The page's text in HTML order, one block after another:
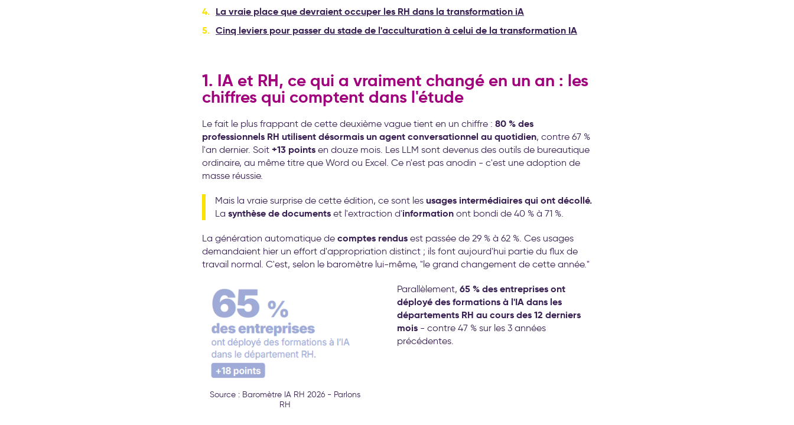
La vraie place que devraient occuper les RH dans la transformation iA
Cinq leviers pour passer du stade de l'acculturation à celui de la transformation IA
1. IA et RH, ce qui a vraiment changé en un an : les
chiffres qui comptent dans l'étude
Le fait le plus frappant de cette deuxième vague tient en un chiffre : 80 % des
professionnels RH utilisent désormais un agent conversationnel au quotidien, contre 67 %
l'an dernier. Soit +13 points en douze mois. Les LLM sont devenus des outils de bureautique
ordinaire, au même titre que Word ou Excel. Ce n'est pas anodin - c'est une adoption de
masse réussie.
Mais la vraie surprise de cette édition, ce sont les usages intermédiaires qui ont décollé.
La synthèse de documents et l'extraction d'information ont bondi de 40 % à 71 %.
La génération automatique de comptes rendus est passée de 29 % à 62 %. Ces usages
demandaient hier un effort d'appropriation distinct ; ils font aujourd'hui partie du flux de
travail normal. C'est, selon le baromètre lui-même, "le grand changement de cette année."
Source : Baromètre IA RH 2026 - Parlons
RH
Parallèlement, 65 % des entreprises ont
déployé des formations à l'IA dans les
départements RH au cours des 12 derniers
mois - contre 47 % sur les 3 années
précédentes.